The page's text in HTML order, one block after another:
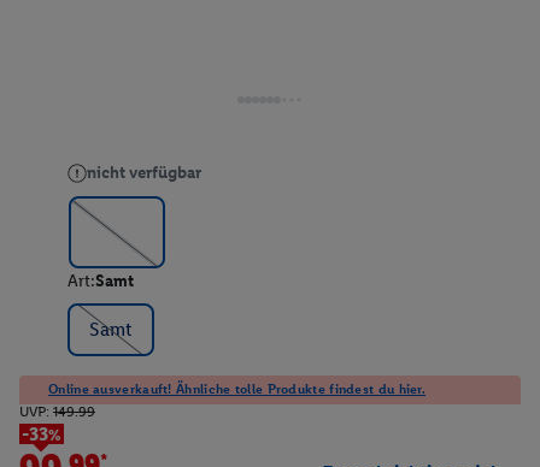
nicht verfügbar
Art:Samt
Samt
Online ausverkauft! Ähnliche tolle Produkte findest du hier.
UVP: 149.99
-33%